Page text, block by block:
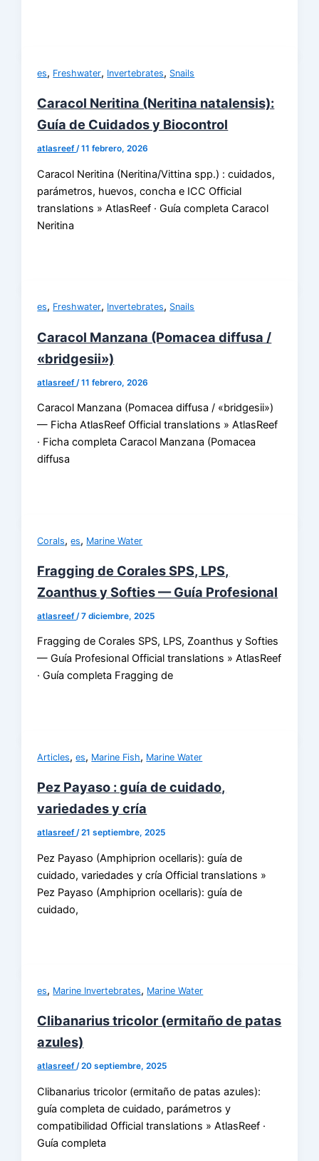
es, Freshwater, Invertebrates, Snails
Caracol Neritina (Neritina natalensis):
Guía de Cuidados y Biocontrol
atlasreef/11 febrero, 2026
Caracol Neritina (Neritina/Vittina spp.) : cuidados,
parámetros, huevos, concha e ICC Official
translations » AtlasReef · Guía completa Caracol
Neritina
es, Freshwater, Invertebrates, Snails
Caracol Manzana (Pomacea diffusa /
«bridgesii»)
atlasreef /11 febrero, 2026
Caracol Manzana (Pomacea diffusa / «bridgesii»)
— Ficha AtlasReef Official translations » AtlasReef
· Ficha completa Caracol Manzana (Pomacea
diffusa
Corals,es, Marine Water
Fragging de Corales SPS, LPS,
Zoanthus y Softies — Guía Profesional
atlasreef/7 diciembre, 2025
Fragging de Corales SPS, LPS, Zoanthus y Softies
— Guía Profesional Official translations » AtlasReef
· Guía completa Fragging de
Articles,es, Marine Fish, Marine Water
Pez Payaso : guía de cuidado,
variedades y cría
atlasreef/21 septiembre, 2025
Pez Payaso (Amphiprion ocellaris): guía de
cuidado, variedades y cría Official translations »
Pez Payaso (Amphiprion ocellaris): guía de
cuidado,
es, Marine Invertebrates, Marine Water
Clibanarius tricolor (ermitaño de patas
azules)
atlasreef/20 septiembre, 2025
Clibanarius tricolor (ermitaño de patas azules):
guía completa de cuidado, parámetros y
compatibilidad Official translations » AtlasReef ·
Guía completa